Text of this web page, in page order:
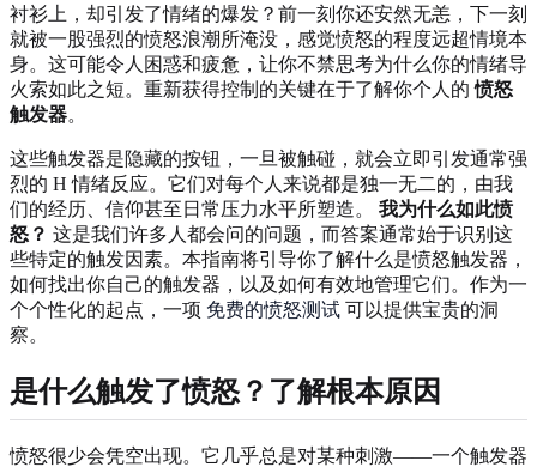
衬衫上，却引发了情绪的爆发？前一刻你还安然无恙，下一刻
就被一股强烈的愤怒浪潮所淹没，感觉愤怒的程度远超情境本
身。这可能令人困惑和疲惫，让你不禁思考为什么你的情绪导
火索如此之短。重新获得控制的关键在于了解你个人的愤怒
触发器。
这些触发器是隐藏的按钮，一旦被触碰，就会立即引发通常强
烈的 H 情绪反应。它们对每个人来说都是独一无二的，由我
们的经历、信仰甚至日常压力水平所塑造。 我为什么如此愤
怒？ 这是我们许多人都会问的问题，而答案通常始于识别这
些特定的触发因素。本指南将引导你了解什么是愤怒触发器，
如何找出你自己的触发器，以及如何有效地管理它们。作为一
个个性化的起点，一项 免费的愤怒测试 可以提供宝贵的洞
察。
是什么触发了愤怒？了解根本原因
愤怒很少会凭空出现。它几乎总是对某种刺激——一个触发器